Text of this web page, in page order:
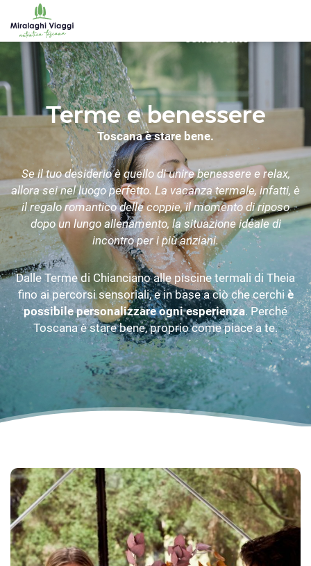
WS_OK_8.2.31
Viaggi
Terme e benessere
Toscana è stare bene.
Se il tuo desiderio è quello di unire benessere e relax,
allora sei nel luogo perfetto. La vacanza termale, infatti, è
il regalo romantico delle coppie, il momento di riposo
dopo un lungo allenamento, la situazione ideale di
incontro per i più anziani.
Dalle Terme di Chianciano alle piscine termali di Theia
fino ai percorsi sensoriali, e in base a ciò che cerchiè
possibile personalizzare ogni esperienza. Perché
Toscana è stare bene, proprio come piace a te.